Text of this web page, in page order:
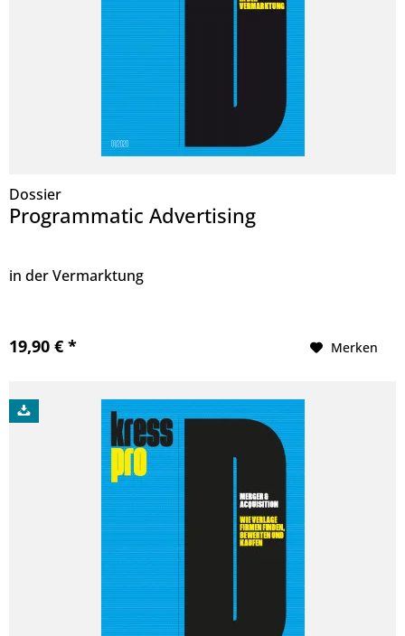
Dossier
Programmatic Advertising
in der Vermarktung
19,90 € * Merken